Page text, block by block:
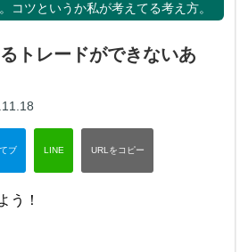
コツというか私が考えてる考え方。
トレードができないあ
う！